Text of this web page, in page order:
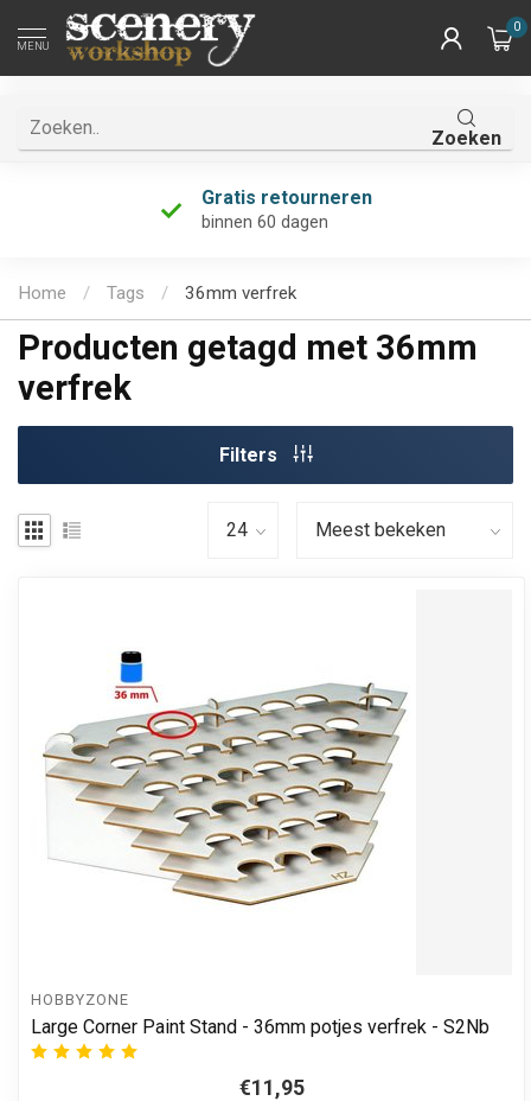
MENU
0
Zoeken
Gratis retourneren
binnen 60 dagen
Home / Tags / 36mm verfrek
Producten getagd met 36mm
verfrek
Filters
HOBBYZONE
Large Corner Paint Stand - 36mm potjes verfrek - S2Nb
€11,95